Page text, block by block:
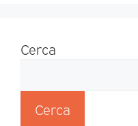
Cerca
Cerca